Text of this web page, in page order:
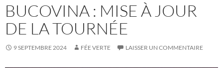
BUCOVINA : MISE À JOUR
DE LA TOURNÉE
9 SEPTEMBRE 2024 FÉE VERTE LAISSER UN COMMENTAIRE